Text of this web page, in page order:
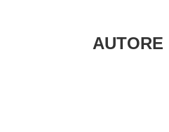
AUTORE